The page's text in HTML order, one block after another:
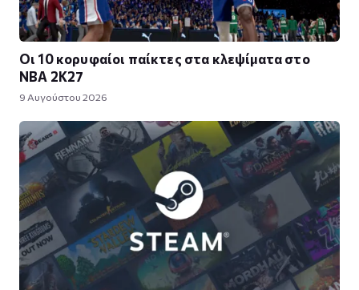
Οι 10 κορυφαίοι παίκτες στα κλεψίματα στο
NBA 2K27
9 Αυγούστου 2026